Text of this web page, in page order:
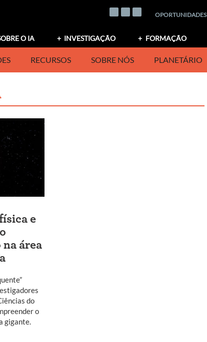
OPORTUNIDADES
O IA INVESTIGAÇÃO FORMAÇÃO
RECURSOS SOBRE NÓS PLANETÁRIO
e
área
do
o
gigante.